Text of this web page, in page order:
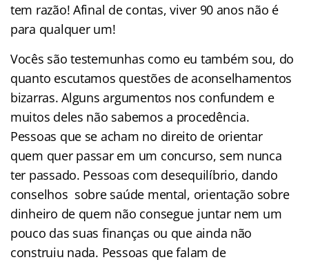
tem razão! Afinal de contas, viver 90 anos não é
para qualquer um!
Vocês são testemunhas como eu também sou, do
quanto escutamos questões de aconselhamentos
bizarras. Alguns argumentos nos confundem e
muitos deles não sabemos a procedência.
Pessoas que se acham no direito de orientar
quem quer passar em um concurso, sem nunca
ter passado. Pessoas com desequilíbrio, dando
conselhos sobre saúde mental, orientação sobre
dinheiro de quem não consegue juntar nem um
pouco das suas finanças ou que ainda não
construiu nada. Pessoas que falam de